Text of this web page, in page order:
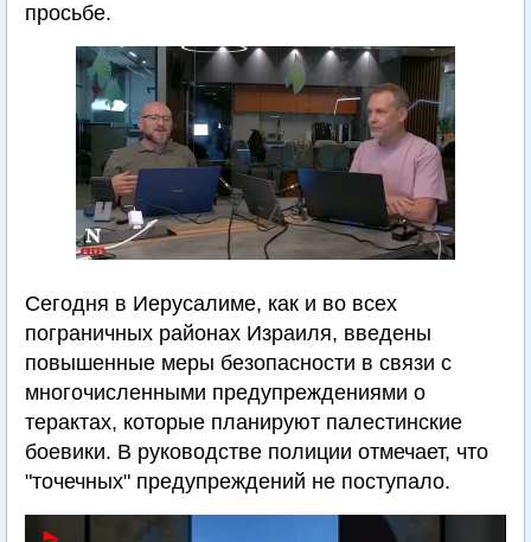
просьбе.
Сегодня в Иерусалиме, как и во всех
пограничных районах Израиля, введены
повышенные меры безопасности в связи с
многочисленными предупреждениями о
терактах, которые планируют палестинские
боевики. В руководстве полиции отмечает, что
"точечных" предупреждений не поступало.